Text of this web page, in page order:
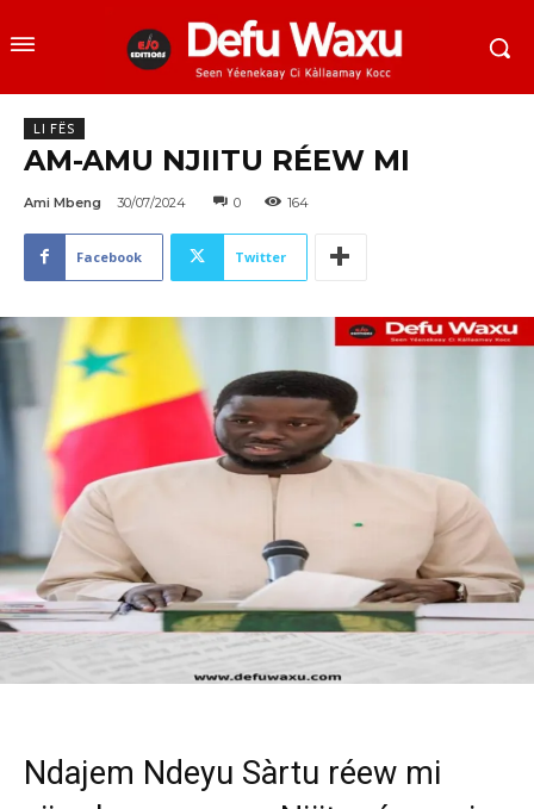
LI FËS
AM-AMU NJIITU RÉEW MI
Ami Mbeng 30/07/2024 0 164
Facebook Twitter
Ndajem Ndeyu Sàrtu réew mi